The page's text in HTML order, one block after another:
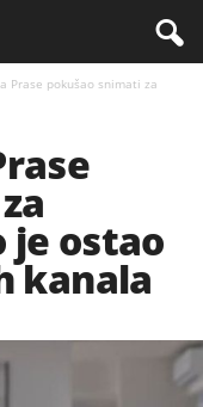
Prase pokušao snimati za
je ostao
kanala